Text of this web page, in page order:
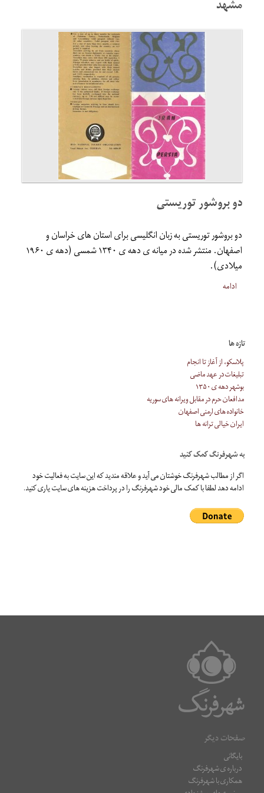
مشهد
دو بروشور توریستی
دو بروشور توریستی به زبان انگلیسی برای استان های خراسان و
اصفهان. منتشر شده در میانه ی دهه ی ۱۳۴۰ شمسی (دهه ی ۱۹۶۰
میلادی).
ادامه
تازه ها
پلاسکو، از آغاز تا انجام
تبلیغات در عهد ماضی
بوشهر دهه ی ۱۳۵۰
مدافعان حرم در مقابل ویرانه های سوریه
خانواده های ارمنی اصفهان
ایران خیالی ترانه ها
به شهرفرنگ کمک کنید
اگر از مطالب شهرفرنگ خوشتان می آید و علاقه مندید که این سایت به فعالیت خود
ادامه دهد لطفا با کمک مالی خود شهرفرنگ را در پرداخت هزینه های سایت یاری کنید.
صفحات دیگر
بایگانی
درباره ی شهرفرنگ
همکاری با شهرفرنگ